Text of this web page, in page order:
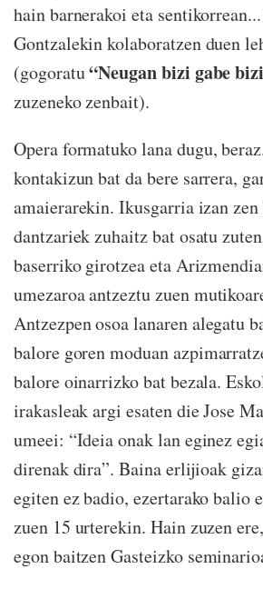
hain barnerakoi eta
Gontzalekin kolaboratzen duen
(gogoratu“Neugan bizi gabe
zuzeneko zenbait).
Opera formatuko lana dugu,
kontakizun bat da bere sarrera,
amaierarekin. Ikusgarria izan
dantzariek zuhaitz bat osatu
baserriko girotzea eta
umezaroa antzeztu zuen
Antzezpen osoa lanaren alegatu
balore goren moduan
balore oinarrizko bat bezala.
irakasleak argi esaten die Jose
umeei: “Ideia onak lan eginez
direnak dira”. Baina erlijioak
egiten ez badio, ezertarako balio
zuen 15 urterekin. Hain zuzen
egon baitzen Gasteizko